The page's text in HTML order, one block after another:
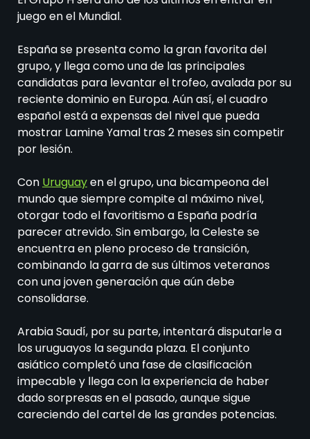
juego en el Mundial.
España se presenta como la gran favorita del
grupo, y llega como una de las principales
candidatas para levantar el trofeo, avalada por su
reciente dominio en Europa. Aún así, el cuadro
español está a expensas del nivel que pueda
mostrar Lamine Yamal tras 2 meses sin competir
por lesión.
Con Uruguayen el grupo, una bicampeona del
mundo que siempre compite al máximo nivel,
otorgar todo el favoritismo a España podría
parecer atrevido. Sin embargo, la Celeste se
encuentra en pleno proceso de transición,
combinando la garra de sus últimos veteranos
con una joven generación que aún debe
consolidarse.
Arabia Saudí, por su parte, intentará disputarle a
los uruguayos la segunda plaza. El conjunto
asiático completó una fase de clasificación
impecable y llega con la experiencia de haber
dado sorpresas en el pasado, aunque sigue
careciendo del cartel de las grandes potencias.